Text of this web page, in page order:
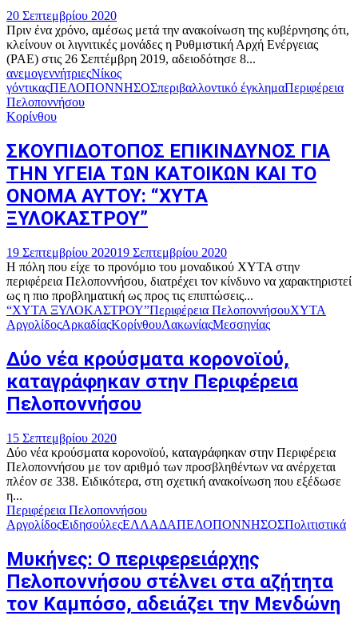
20 Σεπτεμβρίου 2020
Πριν ένα χρόνο, αμέσως μετά την ανακοίνωση της κυβέρνησης ότι,
κλείνουν οι λιγνιτικές μονάδες η Ρυθμιστική Αρχή Ενέργειας
(ΡΑΕ) στις 26 Σεπτέμβρη 2019, αδειοδότησε 8...
ανεμογεννήτριεςΝίκος
γόντικαςΠΕΛΟΠΟΝΝΗΣΟΣπεριβαλλοντικό έγκλημαΠεριφέρεια
Πελοποννήσου
Κορίνθου
ΣΚΟΥΠΙΔΟΤΟΠΟΣ ΕΠΙΚΙΝΔΥΝΟΣ ΓΙΑ
ΤΗΝ ΥΓΕΙΑ ΤΩΝ ΚΑΤΟΙΚΩΝ ΚΑΙ ΤΟ
ΟΝΟΜΑ ΑΥΤΟΥ: “ΧΥΤΑ
ΞΥΛΟΚΑΣΤΡΟΥ”
19 Σεπτεμβρίου 202019 Σεπτεμβρίου 2020
Η πόλη που είχε το προνόμιο του μοναδικού ΧΥΤΑ στην
περιφέρεια Πελοποννήσου, διατρέχει τον κίνδυνο να χαρακτηριστεί
ως η πιο προβληματική ως προς τις επιπτώσεις...
“ΧΥΤΑ ΞΥΛΟΚΑΣΤΡΟΥ”Περιφέρεια ΠελοποννήσουΧΥΤΑ
ΑργολίδοςΑρκαδίαςΚορίνθουΛακωνίαςΜεσσηνίας
Δύο νέα κρούσματα κορονοϊού,
καταγράφηκαν στην Περιφέρεια
Πελοποννήσου
15 Σεπτεμβρίου 2020
Δύο νέα κρούσματα κορονοϊού, καταγράφηκαν στην Περιφέρεια
Πελοποννήσου με τον αριθμό των προσβληθέντων να ανέρχεται
πλέον σε 338. Ειδικότερα, στη σχετική ανακοίνωση που εξέδωσε
η...
Περιφέρεια Πελοποννήσου
ΑργολίδοςΕιδησούλεςΕΛΛΑΔΑΠΕΛΟΠΟΝΝΗΣΟΣΠολιτιστικά
Μυκήνες: Ο περιφερειάρχης
Πελοποννήσου στέλνει στα αζήτητα
τον Καμπόσο, αδειάζει την Μενδώνη